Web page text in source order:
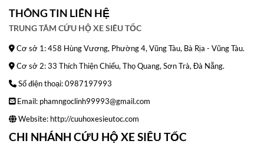
THÔNG TIN LIÊN HỆ
TRUNG TÂM CỨU HỘ XE SIÊU TỐC
Cơ sở 1: 458 Hùng Vương, Phường 4, Vũng Tàu, Bà Rịa - Vũng Tàu.
Cơ sở 2: 33 Thích Thiện Chiếu, Thọ Quang, Sơn Trà, Đà Nẵng.
Số điện thoại: 0987197993
Email: phamngoclinh99993@gmail.com
Website: http://cuuhoxesieutoc.com
CHI NHÁNH CỨU HỘ XE SIÊU TỐC